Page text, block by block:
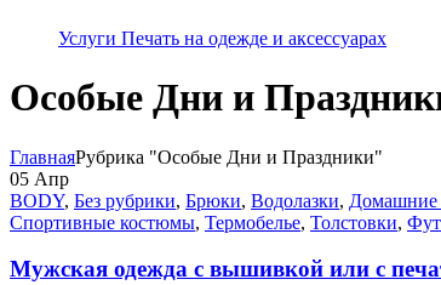
Услуги Печать на одежде и аксессуарах
Особые Дни и
ГлавнаяРубрика "Особые Дни и Праздники"
05 Апр
BODY, Без рубрики, Брюки, Водолазки,
Спортивные костюмы, Термобелье, Толстовки,
Мужская одежда с вышивкой или с